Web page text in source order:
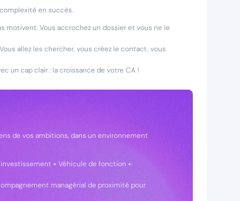
en succès.
motivent. Vous accrochez un dossier et vous ne le
allez les chercher, vous créez le contact, vous
un cap clair : la croissance de votre CA !
de vos ambitions, dans un environnement
+ Véhicule de fonction +
managérial de proximité pour